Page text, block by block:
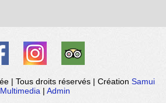
| Tous droits réservés | Création Samui
Multimedia | Admin